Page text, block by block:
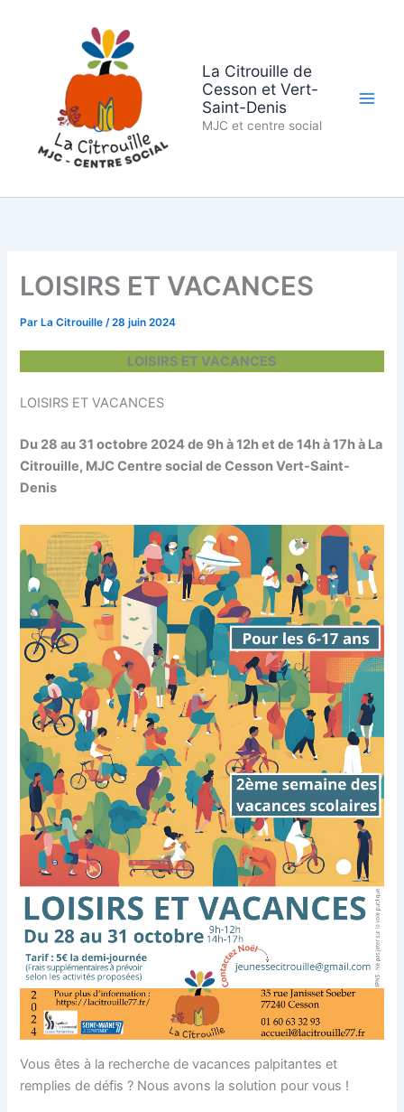
La Citrouille de
Cesson et Vert-
Saint-Denis
MJC et centre social
LOISIRS ET VACANCES
Par La Citrouille/28 juin 2024
LOISIRS ET VACANCES
LOISIRS ET VACANCES
Du 28 au 31 octobre 2024 de 9h à 12h et de 14h à 17h à La
Citrouille, MJC Centre social de Cesson Vert-Saint-
Denis
Vous êtes à la recherche de vacances palpitantes et
remplies de défis ? Nous avons la solution pour vous !